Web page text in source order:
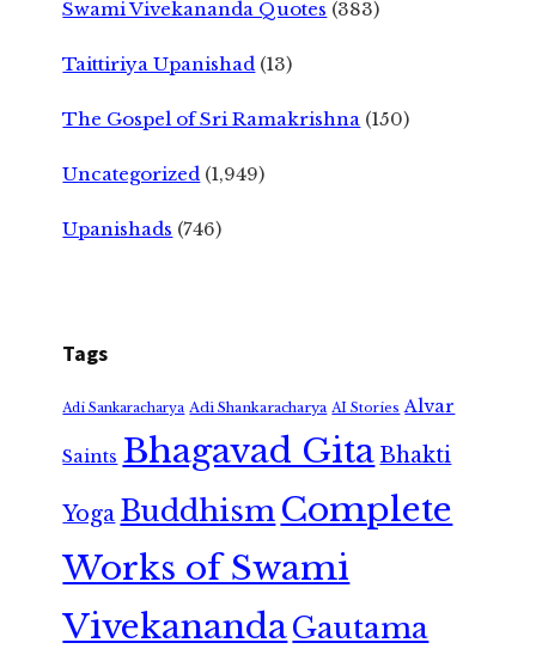
Swami Vivekananda Quotes (383)
Taittiriya Upanishad (13)
The Gospel of Sri Ramakrishna (150)
Uncategorized (1,949)
Upanishads (746)
Tags
Adi Sankaracharya Adi Shankaracharya AI Stories Alvar
Saints Bhagavad GitaBhakti
Yoga Buddhism Complete
Works of Swami
VivekanandaGautama